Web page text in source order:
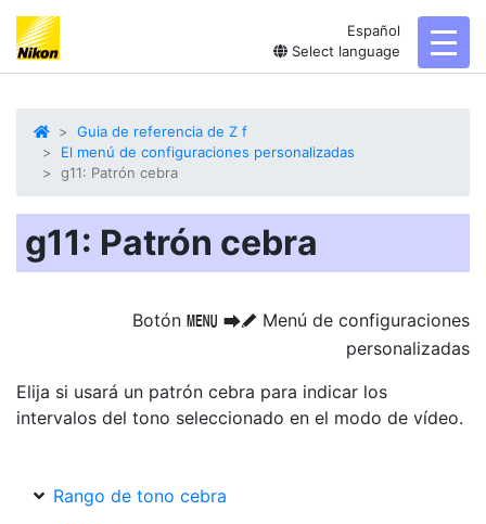
Español
Select language
Guia de referencia de Z f
El menú de configuraciones personalizadas
g11: Patrón cebra
g11: Patrón cebra
Botón G UA Menú de configuraciones
personalizadas
Elija si usará un patrón cebra para indicar los
intervalos del tono seleccionado en el modo de vídeo.
Rango de tono cebra